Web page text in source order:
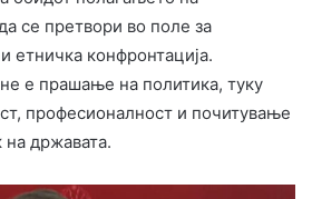
се претвори во поле за
етничка конфронтација.
е прашање на политика, туку
професионалност и почитување
на државата.